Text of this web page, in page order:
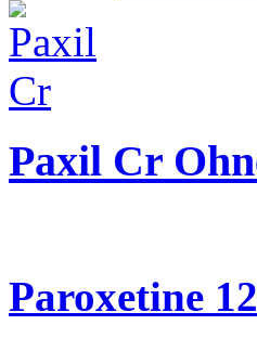
Paxil Cr
Paroxetine